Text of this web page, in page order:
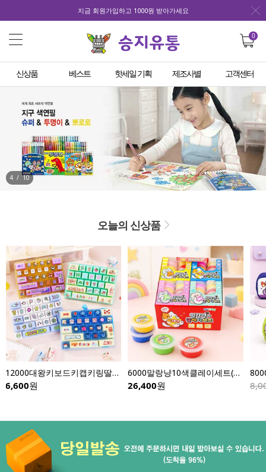
지금 회원가입하고 1000원 받아가세요
0
신상품 베스트 핫세일 기획 제조사별 고객센터
4 / 10
오늘의 신상품
12000대왕키보드키캡키링딸깍이-낱개(이미지다양)
6,600원
6000말랑냥10색클레이세트(8개입)
26,400원